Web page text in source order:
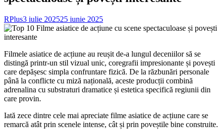
RPlus3 iulie 202525 iunie 2025
Filmele asiatice de acțiune au reușit de-a lungul deceniilor să se
distingă printr-un stil vizual unic, coregrafii impresionante și povești
care depășesc simpla confruntare fizică. De la răzbunări personale
până la conflicte cu miză națională, aceste producții combină
adrenalina cu substraturi dramatice și estetica specifică regiunii din
care provin.
Iată zece dintre cele mai apreciate filme asiatice de acțiune care se
remarcă atât prin scenele intense, cât și prin poveștile bine construite.